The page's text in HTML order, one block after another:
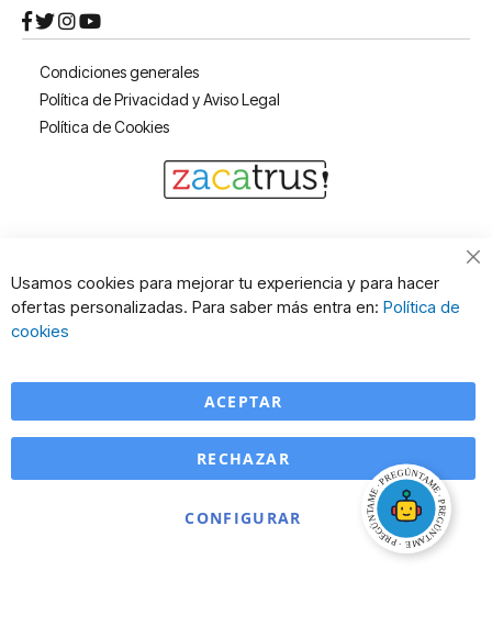
Condiciones generales
Política de Privacidad y Aviso Legal
Política de Cookies
Usamos cookies para mejorar tu experiencia y para hacer
ofertas personalizadas. Para saber más entra en: Política de
cookies
ACEPTAR
CONFIGURAR
RECHAZAR